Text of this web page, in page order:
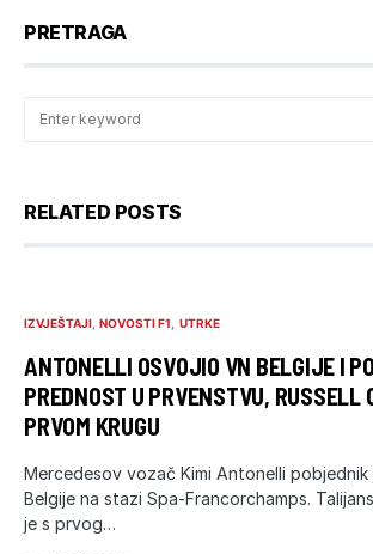
PRETRAGA
RELATED POSTS
IZVJEŠTAJI NOVOSTI F1 UTRKE
ANTONELLI OSVOJIO VN BELGIJE I
PREDNOST U PRVENSTVU, RUSSELL
PRVOM KRUGU
Mercedesov vozač Kimi Antonelli pobjednik
Belgije na stazi Spa-Francorchamps.
je s prvog…